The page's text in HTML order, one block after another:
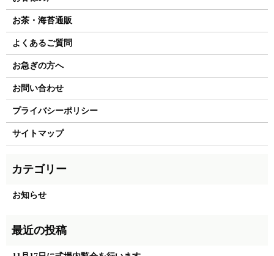
お茶・海苔通販
よくあるご質問
お急ぎの方へ
お問い合わせ
プライバシーポリシー
サイトマップ
お知らせ